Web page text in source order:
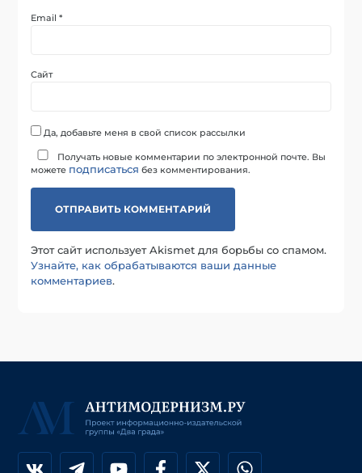
Email*
Сайт
Да, добавьте меня в свой список рассылки
Получать новые комментарии по электронной почте. Вы
можете подписаться без комментирования.
Этот сайт использует Akismet для борьбы со спамом.
Узнайте, как обрабатываются ваши данные
комментариев.